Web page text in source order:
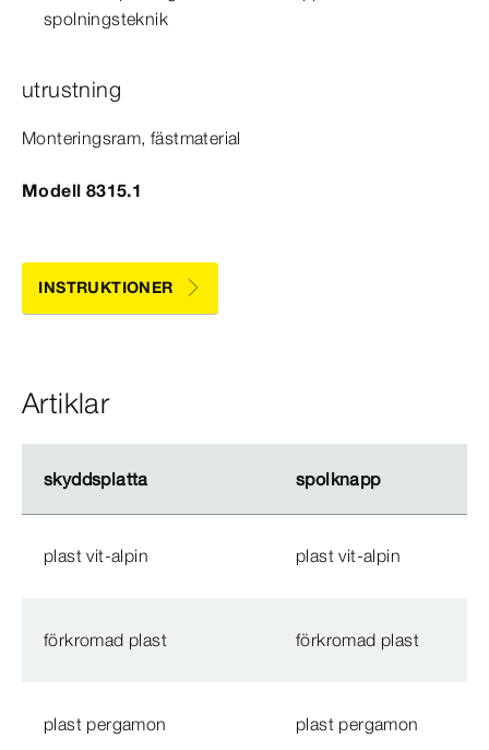
spolningsteknik
utrustning
Monteringsram, fästmaterial
Modell 8315.1
INSTRUKTIONER
Artiklar
skyddsplatta spolknapp
skyddsplatta spolknapp
plast vit-alpin plast vit-alpin
förkromad plast förkromad plast
plast pergamon plast pergamon